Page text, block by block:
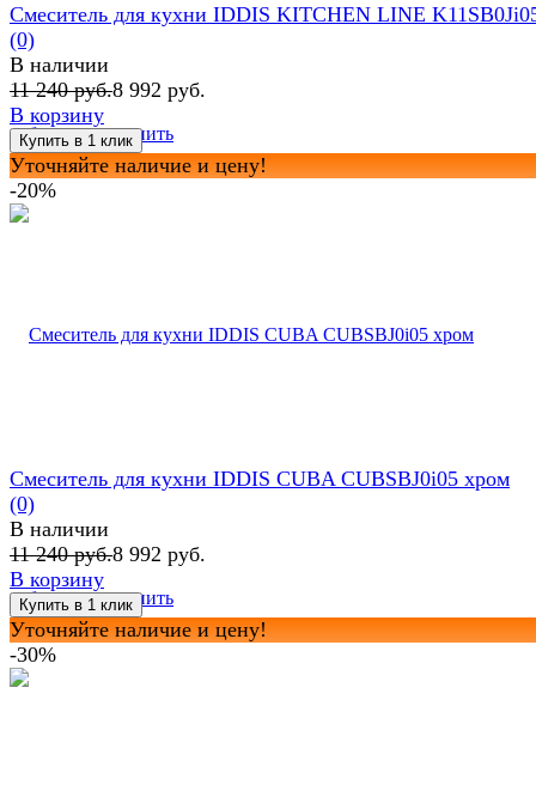
избранное сравнить
Смеситель для кухни IDDIS KITCHEN LINE
(0)
В наличии
11 240 руб.8 992 руб.
В корзину
Уточняйте наличие и цену!
-20%
избранное сравнить
Смеситель для кухни IDDIS CUBA CUBSBJ0i05 хром
(0)
В наличии
11 240 руб.8 992 руб.
В корзину
Уточняйте наличие и цену!
-30%